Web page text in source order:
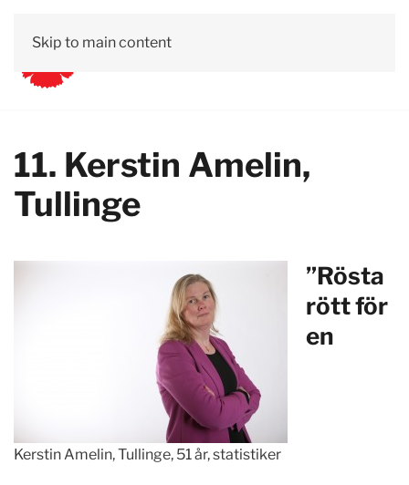
Skip to main content
11. Kerstin Amelin,
Tullinge
Kerstin Amelin, Tullinge, 51 år, statistiker
”Rösta
rött för
en